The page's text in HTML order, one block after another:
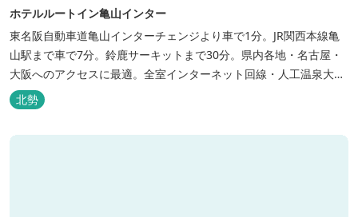
ホテルルートイン亀山インター
東名阪自動車道亀山インターチェンジより車で1分。JR関西本線亀
山駅まで車で7分。鈴鹿サーキットまで30分。県内各地・名古屋・
大阪へのアクセスに最適。全室インターネット回線・人工温泉大浴
場・無料平面駐車場89台完備。
北勢